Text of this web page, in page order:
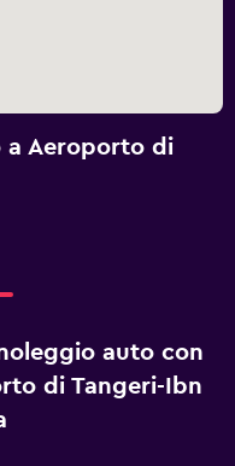
a Aeroporto di
auto con
di Tangeri-Ibn